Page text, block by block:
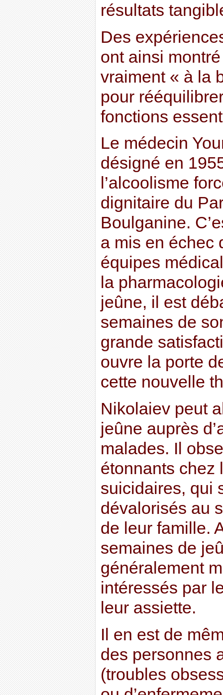
résultats
Des
ont ainsi
vraiment « à la
pour
fonctions
Le médecin
désigné en
l’alcoolisme
dignitaire du
Boulganine.
a mis en échec
équipes
la
jeûne, il est
semaines de
grande
ouvre la porte
cette nouvelle
Nikolaiev peut
jeûne auprès
malades. Il
étonnants chez
suicidaires, qui
dévalorisés au
de leur famille.
semaines de
généralement
intéressés par
leur assiette.
Il en est de
des personnes
(troubles